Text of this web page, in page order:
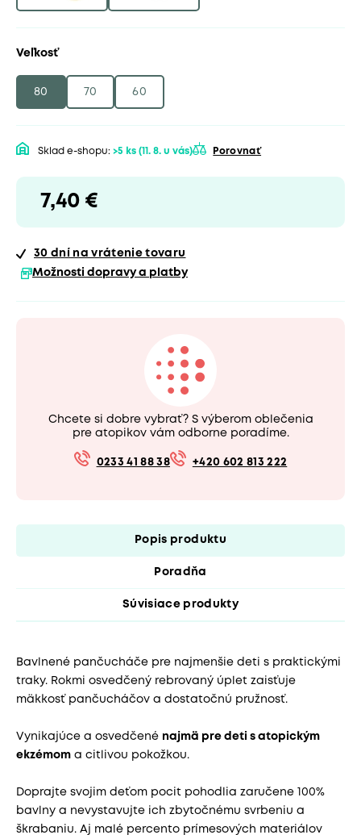
Veľkosť
80 70 60
Sklad e-shopu: >5 ks (11. 8. u vás) Porovnať
7,40 €
30 dní na vrátenie tovaru
Možnosti dopravy a platby
Chcete si dobre vybrať? S výberom oblečenia
pre atopikov vám odborne poradíme.
0233 41 88 38 +420 602 813 222
Popis produktu
Poradňa
Súvisiace produkty
Bavlnené pančucháče pre najmenšie deti s praktickými
traky. Rokmi osvedčený rebrovaný úplet zaisťuje
mäkkosť pančucháčov a dostatočnú pružnosť.
Vynikajúce a osvedčené najmä pre deti s atopickým
ekzémom a citlivou pokožkou.
Doprajte svojim deťom pocit pohodlia zaručene 100%
bavlny a nevystavujte ich zbytočnému svrbeniu a
škrabaniu. Aj malé percento prímesových materiálov